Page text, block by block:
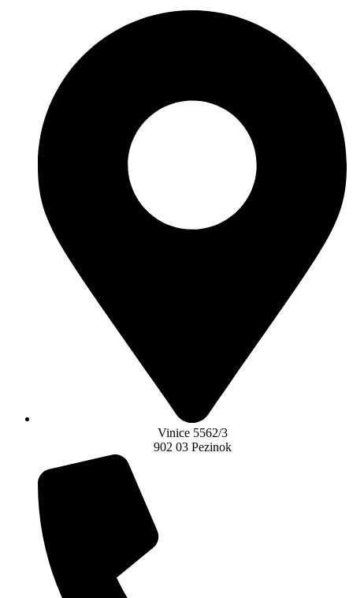
Vinice 5562/3
902 03 Pezinok